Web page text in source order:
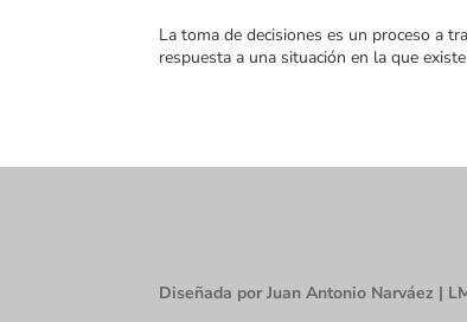
La toma de decisiones es un proceso a
respuesta a una situación en la que
Diseñada por Juan Antonio Narváez |